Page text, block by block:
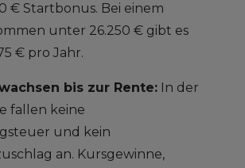
€ Startbonus. Bei einem
unter 26.250 € gibt es
€ pro Jahr.
bis zur Rente:In der
fallen keine
und kein
an. Kursgewinne,